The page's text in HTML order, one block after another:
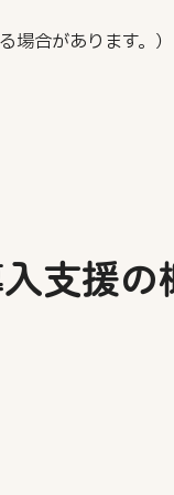
合があります。）
支援の